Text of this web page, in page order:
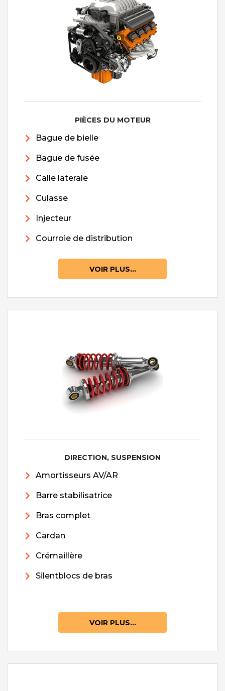
PIÈCES DU MOTEUR
Bague de bielle
Bague de fusée
Calle laterale
Culasse
Injecteur
Courroie de distribution
VOIR PLUS...
DIRECTION, SUSPENSION
Amortisseurs AV/AR
Barre stabilisatrice
Bras complet
Cardan
Crémaillère
Silentblocs de bras
VOIR PLUS...